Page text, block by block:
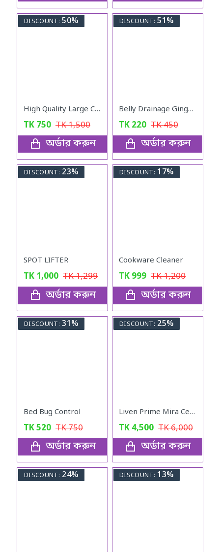
DISCOUNT: 50%
High Quality Large Capacity Waterproof Anti-theft Fashion Ladies Bag (Black)
TK 750 TK1,500
অর্ডার করুন
DISCOUNT: 51%
Belly Drainage Ginger Essential Oil
TK 220 TK450
অর্ডার করুন
DISCOUNT: 23%
SPOT LIFTER
TK 1,000 TK1,299
অর্ডার করুন
DISCOUNT: 17%
Cookware Cleaner
TK 999 TK1,200
অর্ডার করুন
DISCOUNT: 31%
Bed Bug Control
TK520 TK750
অর্ডার করুন
DISCOUNT: 25%
Liven Prime Mira Cell Triple Stem Cell Botanical Beverage - Apple, Grape & Strawberry Stem Cells with Vitamin C (15 Sachets)
TK 4,500 TK6,000
অর্ডার করুন
DISCOUNT: 24% DISCOUNT: 13%